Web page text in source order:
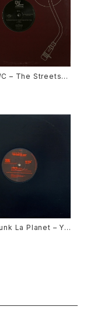
– The Streets
Jam Recordin
La Planet – Yo
Love (Funk La
La Plane